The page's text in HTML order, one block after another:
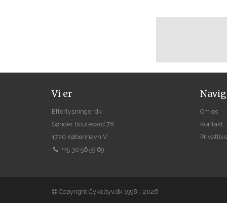
Vi er
Efterlysninger.dk
Sønder Boulevard 78
1720 København V
+45 30 56 59 69
Om os
Kontakt
Copyright Cykeltyv.dk 1998 - 2026